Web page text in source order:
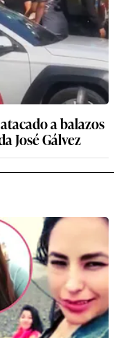
a balazos
José Gálvez